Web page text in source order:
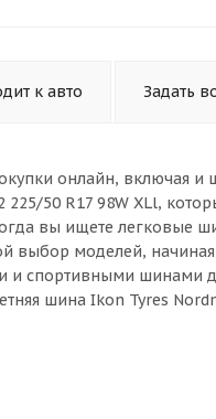
к авто Задать
онлайн, включая
50 R17 98W XLl,
вы ищете легковые
выбор моделей,
и спортивными
шина Ikon Tyres